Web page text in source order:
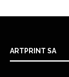
ARTPRINT SA